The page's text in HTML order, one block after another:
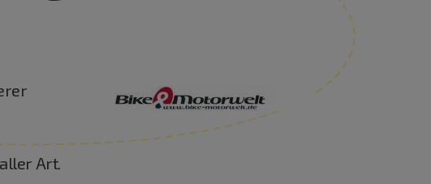
Art.